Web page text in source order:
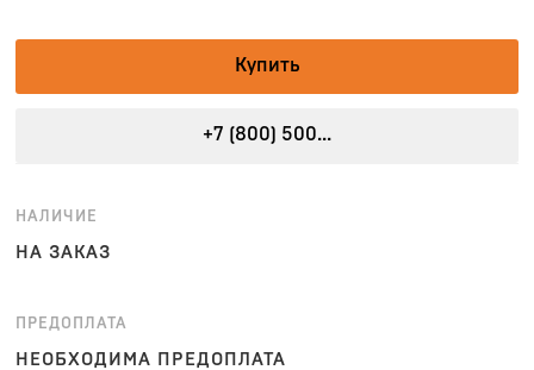
Купить
+7 (800) 500...
НАЛИЧИЕ
НА ЗАКАЗ
ПРЕДОПЛАТА
НЕОБХОДИМА ПРЕДОПЛАТА